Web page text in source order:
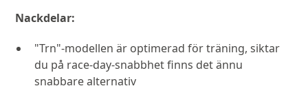
Nackdelar:
"Trn"-modellen är optimerad för träning, siktar
du på race-day-snabbhet finns det ännu
snabbare alternativ